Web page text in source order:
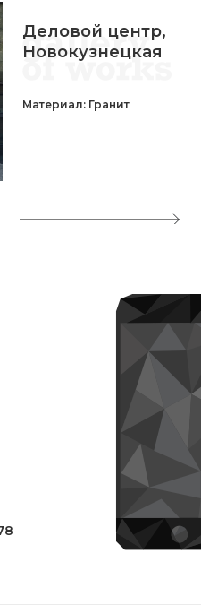
Деловой центр,
Новокузнецкая
Материал: Гранит